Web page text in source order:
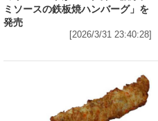
ミソースの鉄板焼ハンバーグ」を
発売
[2026/3/31 23:40:28]